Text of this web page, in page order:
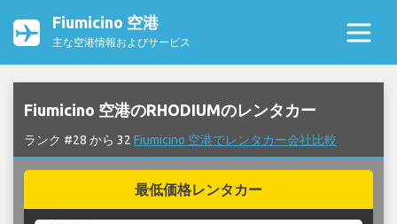
Fiumicino 空港
主な空港情報およびサービス
Fiumicino 空港のRHODIUMのレンタカー
ランク #28 から 32 Fiumicino 空港でレンタカー会社比較
最低価格レンタカー